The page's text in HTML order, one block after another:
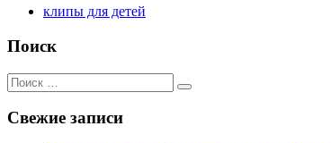
клипы для детей
Поиск
Поиск
для:
Свежие записи